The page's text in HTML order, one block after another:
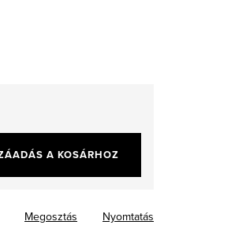
A KOSÁRHOZ
Nyomtatás
Megosztás